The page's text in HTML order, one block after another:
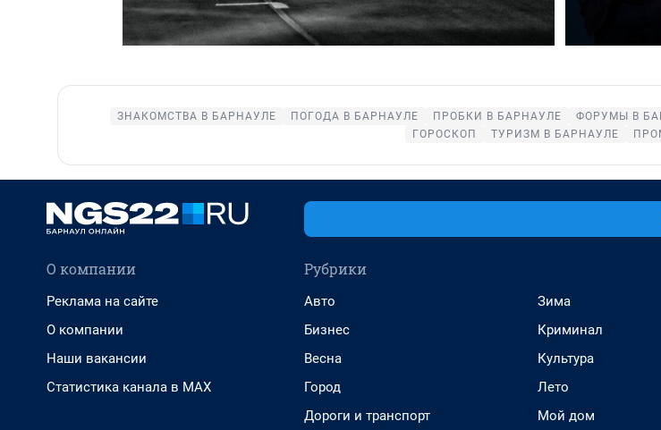
ЗНАКОМСТВА В БАРНАУЛЕ ПОГОДА В БАРНАУЛЕ ПРОБКИ В БАРНАУЛЕ ФОРУМЫ В
ГОРОСКОП
ТУРИЗМ В БАРНАУЛЕ
О компании
Реклама на сайте
О компании
Наши вакансии
Статистика канала в MAX
Рубрики
Авто
Бизнес
Весна
Город
Дороги и транспорт
Зима
Криминал
Культура
Лето
Мой дом